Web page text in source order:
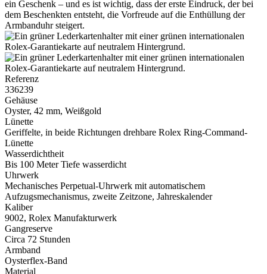
ein Geschenk – und es ist wichtig, dass der erste Eindruck, der bei
dem Beschenkten entsteht, die Vorfreude auf die Enthüllung der
Armbanduhr steigert.
Referenz
336239
Gehäuse
Oyster, 42 mm, Weißgold
Lünette
Geriffelte, in beide Richtungen drehbare Rolex Ring-Command-
Lünette
Wasserdichtheit
Bis 100 Meter Tiefe wasserdicht
Uhrwerk
Mechanisches Perpetual-Uhrwerk mit automatischem
Aufzugsmechanismus, zweite Zeitzone, Jahreskalender
Kaliber
9002, Rolex Manufakturwerk
Gangreserve
Circa 72 Stunden
Armband
Oysterflex-Band
Material